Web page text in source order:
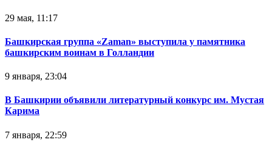
29 мая, 11:17
Башкирская группа «Zaman» выступила у памятника
башкирским воинам в Голландии
9 января, 23:04
В Башкирии объявили литературный конкурс им. Мустая
Карима
7 января, 22:59